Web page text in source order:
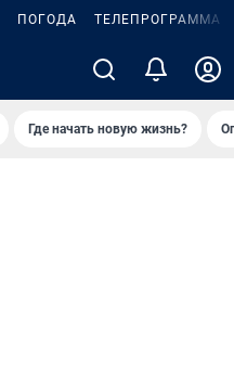
ПОГОДА ТЕЛЕПРОГРАММА
Где начать новую жизнь?